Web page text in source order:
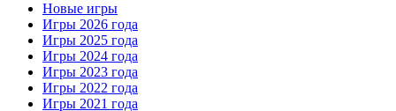
Новые игры
Игры 2026 года
Игры 2025 года
Игры 2024 года
Игры 2023 года
Игры 2022 года
Игры 2021 года